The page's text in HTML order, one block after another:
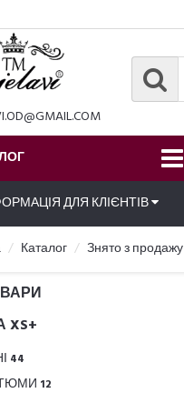
ДЛЯ КЛІЄНТІВ
Каталог Знято з продажу
44
12